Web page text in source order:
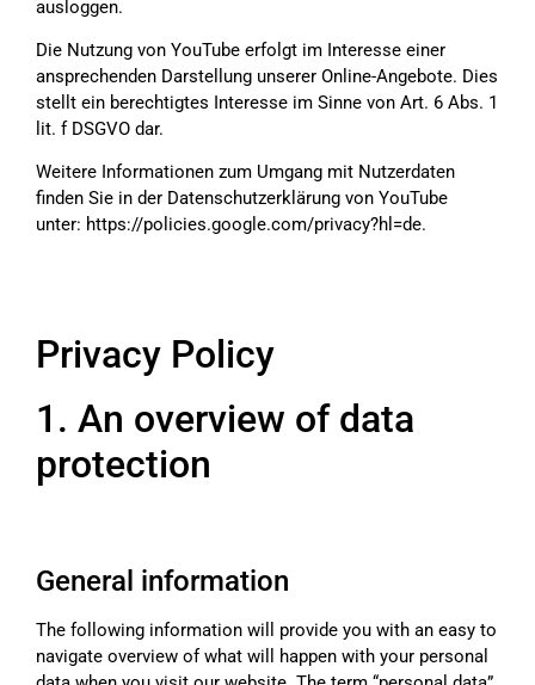
ausloggen.
Die Nutzung von YouTube erfolgt im Interesse einer
ansprechenden Darstellung unserer Online-Angebote. Dies
stellt ein berechtigtes Interesse im Sinne von Art. 6 Abs. 1
lit. f DSGVO dar.
Weitere Informationen zum Umgang mit Nutzerdaten
finden Sie in der Datenschutzerklärung von YouTube
unter: https://policies.google.com/privacy?hl=de.
Privacy Policy
1. An overview of data
protection
General information
The following information will provide you with an easy to
navigate overview of what will happen with your personal